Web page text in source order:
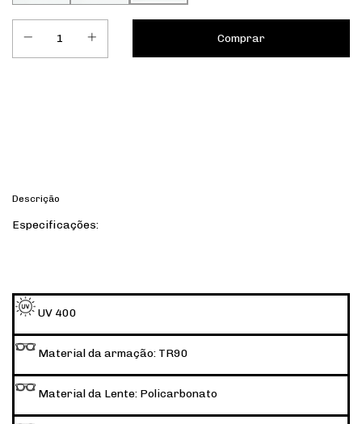
Descrição
Especificações:
UV 400
Material da armação: TR90
Material da Lente: Policarbonato